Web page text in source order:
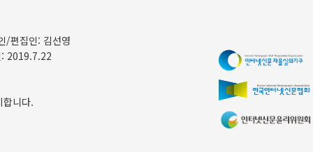
/편집인: 김선영
2019.7.22
니다.